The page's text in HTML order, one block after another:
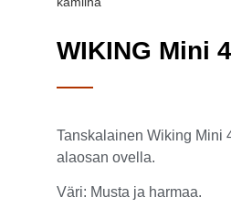
WIKING Mini
Tanskalainen Wiking Mini
alaosan ovella.
Väri: Musta ja harmaa.